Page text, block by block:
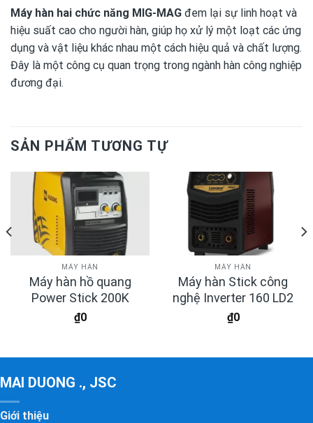
Máy hàn hai chức năng MIG-MAG đem lại sự linh hoạt và
hiệu suất cao cho người hàn, giúp họ xử lý một loạt các ứng
dụng và vật liệu khác nhau một cách hiệu quả và chất lượng.
Đây là một công cụ quan trọng trong ngành hàn công nghiệp
đương đại.
SẢN PHẨM TƯƠNG TỰ
MÁY HÀN
Máy hàn hồ quang
Power Stick 200K
₫0
MÁY HÀN
Máy hàn Stick công
nghệ Inverter 160 LD2
₫0
MAI DUONG ., JSC
Giới thiệu